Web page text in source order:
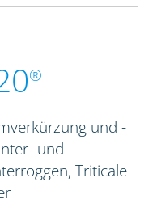
®
und -
und
Triticale